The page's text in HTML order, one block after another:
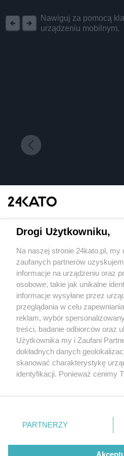
Nawiguj za pomocą
urządzeniu mobilnym.
Katowicach? Ten
5 / 1
Wydawca mediów lokalnych
Nie zapomnij
zapoznać się z:
polityką prywatności
Twojemiasto
Piekary Śląskie
Chorzów
Tarnowskie Góry
Gliwice
Drogi Użytkowniku,
Na naszej stronie 24kato.pl, my
zaufanych partnerów
informacje na urządzeniu oraz
osobowe, takie jak unikalne
informacje wysyłane przez
przeglądania w celu
reklam, wybór
treści, badanie odbiorców oraz
Użytkownika my i Zaufani
dokładnych danych
skanować charakterystykę
identyfikacji. Ponieważ cenimy
prywatności znajdujący się w
. Niektóre rodzaje
zgody użytkownika, ale masz
takiemu przetwarzaniu.
PARTNERZY